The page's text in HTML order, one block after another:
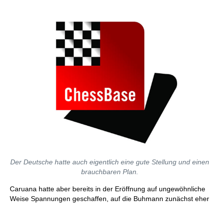
Der Deutsche hatte auch eigentlich eine gute Stellung und einen
brauchbaren Plan.
Caruana hatte aber bereits in der Eröffnung auf ungewöhnliche
Weise Spannungen geschaffen, auf die Buhmann zunächst eher